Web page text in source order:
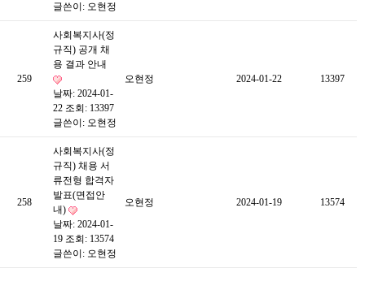
글쓴이: 오현정
259
사회복지사(정
규직) 공개 채
용 결과 안내
날짜: 2024-01-
22 조회: 13397
글쓴이: 오현정
오현정 2024-01-22 13397
258
사회복지사(정
규직) 채용 서
류전형 합격자
발표(면접안
내)
날짜: 2024-01-
19 조회: 13574
글쓴이: 오현정
오현정 2024-01-19 13574